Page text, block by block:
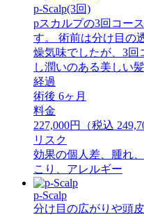
p-Scalp(3回)
pスカルプの3回コー
す。 術前は分け目の
燥気味でしたが、3回
し潤いのある美し
経過
術後 6ヶ月
料金
227,000円（税込
リスク
効果の個人差、腫れ
こり、アレルギー
p-Scalp
分け目の広がりや頭